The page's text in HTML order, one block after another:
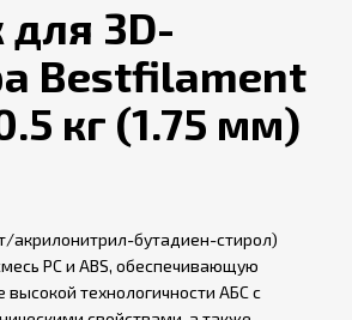
для 3D-
Bestfilament
кг (1.75 мм)
акрилонитрил-бутадиен-стирол)
PC и ABS, обеспечивающую
высокой технологичности АБС с